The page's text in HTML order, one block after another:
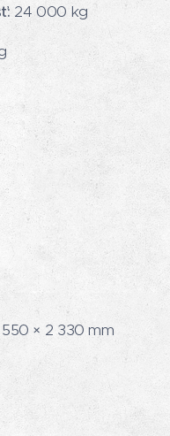
24 000 kg
× 2 330 mm